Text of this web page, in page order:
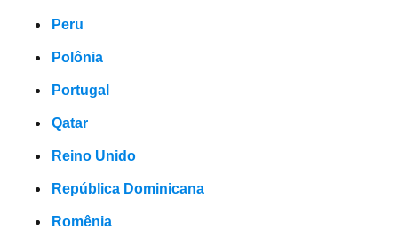
Peru
Polônia
Portugal
Qatar
Reino Unido
República Dominicana
Romênia